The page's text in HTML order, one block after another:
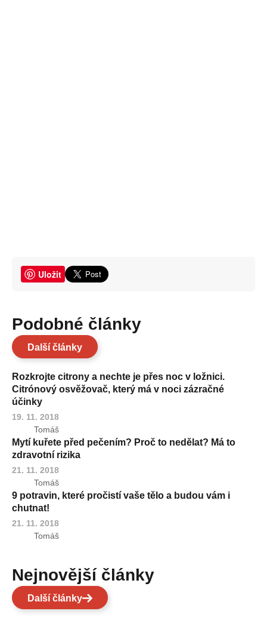
Uložit
Podobné články
Další články
Rozkrojte citrony a nechte je přes noc v ložnici.
Citrónový osvěžovač, který má v noci zázračné
účinky
19. 11. 2018
Tomáš
Mytí kuřete před pečením? Proč to nedělat? Má to
zdravotní rizika
21. 11. 2018
Tomáš
9 potravin, které pročistí vaše tělo a budou vám i
chutnat!
21. 11. 2018
Tomáš
Nejnovější články
Další články